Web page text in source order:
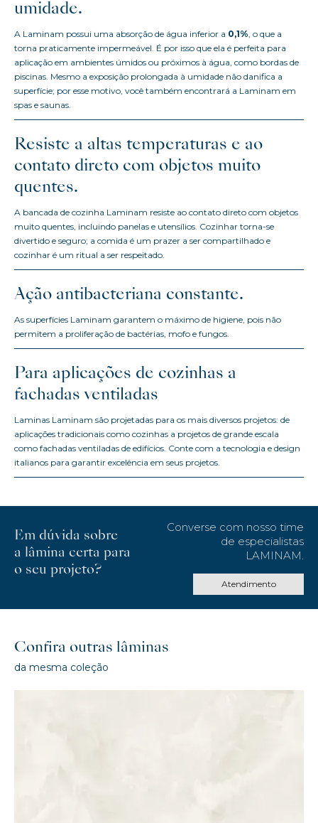
umidade.
A Laminam possui uma absorção de água inferior a 0,1% , o que a
torna praticamente impermeável. É por isso que ela é perfeita para
aplicação em ambientes úmidos ou próximos à água, como bordas de
piscinas. Mesmo a exposição prolongada à umidade não danifica a
superfície; por esse motivo, você também encontrará a Laminam em
spas e saunas.
Resiste a altas temperaturas e ao
contato direto com objetos muito
quentes.
A bancada de cozinha Laminam resiste ao contato direto com objetos
muito quentes, incluindo panelas e utensílios. Cozinhar torna-se
divertido e seguro; a comida é um prazer a ser compartilhado e
cozinhar é um ritual a ser respeitado.
Ação antibacteriana constante.
As superfícies Laminam garantem o máximo de higiene, pois não
permitem a proliferação de bactérias, mofo e fungos.
Para aplicações de cozinhas a
fachadas ventiladas
Laminas Laminam são projetadas para os mais diversos projetos: de
aplicações tradicionais como cozinhas a projetos de grande escala
como fachadas ventiladas de edifícios. Conte com a tecnologia e design
italianos para garantir excelência em seus projetos.
Em dúvida sobre
a lâmina certa para
o seu projeto?
Converse com nosso time
de especialistas
LAMINAM.
Atendimento
Confira outras lâminas
da mesma coleção